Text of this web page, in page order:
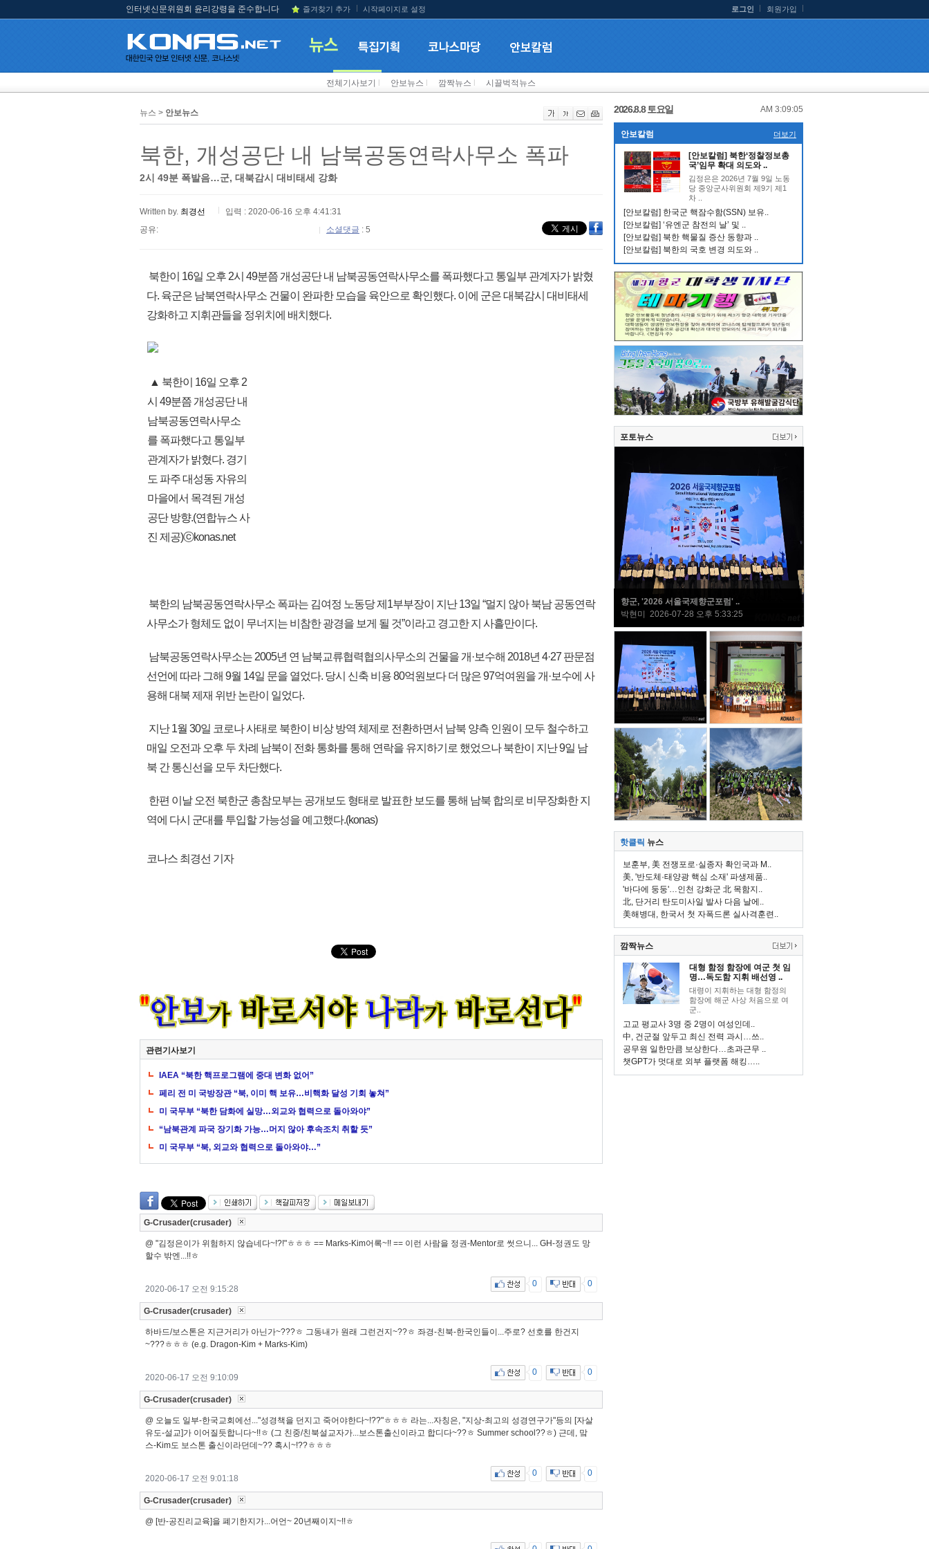
인터넷신문위원회 윤리강령을 준수합니다 즐겨찾기 추가 시작페이지로 설정 로그인 회원가입
전체기사보기 안보뉴스 깜짝뉴스 시끌벅적뉴스
뉴스 > 안보뉴스
북한, 개성공단 내 남북공동연락사무소 폭파
2시 49분 폭발음…군, 대북감시 대비태세 강화
Written by. 최경선
입력 : 2020-06-16 오후 4:41:31
공유:
소셜댓글 : 5
북한이 16일 오후 2시 49분쯤 개성공단 내 남북공동연락사무소를 폭파했다고 통일부 관계자가 밝혔
다. 육군은 남북연락사무소 건물이 완파한 모습을 육안으로 확인했다. 이에 군은 대북감시 대비태세
강화하고 지휘관들을 정위치에 배치했다.
▲ 북한이 16일 오후 2
시 49분쯤 개성공단 내
남북공동연락사무소
를 폭파했다고 통일부
관계자가 밝혔다. 경기
도 파주 대성동 자유의
마을에서 목격된 개성
공단 방향.(연합뉴스 사
진 제공)ⓒkonas.net
북한의 남북공동연락사무소 폭파는 김여정 노동당 제1부부장이 지난 13일 “멀지 않아 북남 공동연락
사무소가 형체도 없이 무너지는 비참한 광경을 보게 될 것”이라고 경고한 지 사흘만이다.
남북공동연락사무소는 2005년 연 남북교류협력협의사무소의 건물을 개·보수해 2018년 4·27 판문점
선언에 따라 그해 9월 14일 문을 열었다. 당시 신축 비용 80억원보다 더 많은 97억여원을 개·보수에 사
용해 대북 제재 위반 논란이 일었다.
지난 1월 30일 코로나 사태로 북한이 비상 방역 체제로 전환하면서 남북 양측 인원이 모두 철수하고
매일 오전과 오후 두 차례 남북이 전화 통화를 통해 연락을 유지하기로 했었으나 북한이 지난 9일 남
북 간 통신선을 모두 차단했다.
한편 이날 오전 북한군 총참모부는 공개보도 형태로 발표한 보도를 통해 남북 합의로 비무장화한 지
역에 다시 군대를 투입할 가능성을 예고했다.(konas)
코나스 최경선 기자
관련기사보기
IAEA “북한 핵프로그램에 중대 변화 없어”
페리 전 미 국방장관 “북, 이미 핵 보유…비핵화 달성 기회 놓쳐”
미 국무부 “북한 담화에 실망…외교와 협력으로 돌아와야”
“남북관계 파국 장기화 가능…머지 않아 후속조치 취할 듯”
미 국무부 “북, 외교와 협력으로 돌아와야…”
G-Crusader(crusader)
@ "김정은이가 위험하지 않습네다~!?!"ㅎㅎㅎ == Marks-Kim어록~!! == 이런 사람을 정권-Mentor로 썻으니... GH-정권도 망
할수 밖엔...!!ㅎ
2020-06-17 오전 9:15:28
0 0
G-Crusader(crusader)
하바드/보스톤은 지근거리가 아닌가~???ㅎ 그동내가 원래 그런건지~??ㅎ 좌경-친북-한국인들이...주로? 선호를 한건지
~???ㅎㅎㅎ (e.g. Dragon-Kim + Marks-Kim)
2020-06-17 오전 9:10:09
0 0
G-Crusader(crusader)
@ 오늘도 일부-한국교회에선..."성경책을 던지고 죽어야한다~!??"ㅎㅎㅎ 라는...자칭은, "지상-최고의 성경연구가"등의 [자살
유도-설교]가 이어질듯합니다~!!ㅎ (그 친중/친북설교자가...보스톤출신이라고 합디다~??ㅎ Summer school??ㅎ) 근데, 맠
스-Kim도 보스톤 출신이라던데~?? 혹시~!??ㅎㅎㅎ
2020-06-17 오전 9:01:18
0 0
G-Crusader(crusader)
@ [반-공진리교육]을 폐기한지가...어언~ 20년째이지~!!ㅎ
2026.8.8 토요일 AM 3:09:05
안보칼럼 더보기
[안보칼럼] 북한‘정찰정보총
국’임무 확대 의도와 ..
김정은은 2026년 7월 9일 노동
당 중앙군사위원회 제9기 제1
차 ..
[안보칼럼] 한국군 핵잠수함(SSN) 보유..
[안보칼럼] ‘유엔군 참전의 날’ 및 ..
[안보칼럼] 북한 핵물질 증산 동향과 ..
[안보칼럼] 북한의 국호 변경 의도와 ..
포토뉴스
향군, '2026 서울국제향군포럼' ..
박현미 2026-07-28 오후 5:33:25
핫클릭 뉴스
보훈부, 美 전쟁포로·실종자 확인국과 M..
美, '반도체·태양광 핵심 소재' 파생제품..
'바다에 둥둥'…인천 강화군 北 목함지..
北, 단거리 탄도미사일 발사 다음 날에..
美해병대, 한국서 첫 자폭드론 실사격훈련..
깜짝뉴스
대형 함정 함장에 여군 첫 임
명…독도함 지휘 배선영 ..
대령이 지휘하는 대형 함정의
함장에 해군 사상 처음으로 여
군..
고교 평교사 3명 중 2명이 여성인데..
中, 건군절 앞두고 최신 전력 과시…쓰..
공무원 일한만큼 보상한다…초과근무 ..
챗GPT가 멋대로 외부 플랫폼 해킹…..